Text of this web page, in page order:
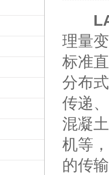
理量
标准
分布
传递
混凝
机等
的传